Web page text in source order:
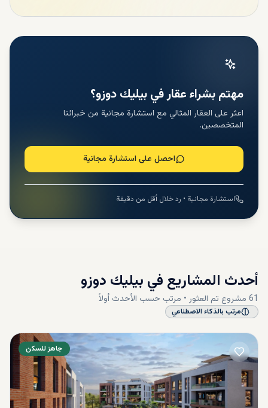
مهتم بشراء عقار في بيليك دوزو؟
اعثر على العقار المثالي مع استشارة مجانية من خبرائنا
المتخصصين.
احصل على استشارة مجانية
استشارة مجانية • رد خلال أقل من دقيقة
أحدث المشاريع في بيليك دوزو
61 مشروع تم العثور • مرتب حسب الأحدث أولاً
مرتب بالذكاء الاصطناعي
جاهز للسكن